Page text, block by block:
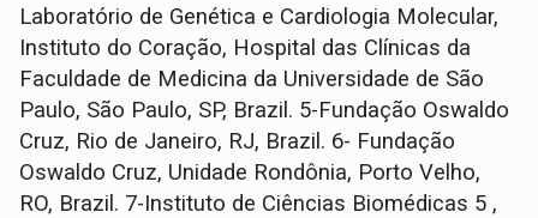
Laboratório de Genética e Cardiologia Molecular,
Instituto do Coração, Hospital das Clínicas da
Faculdade de Medicina da Universidade de São
Paulo, São Paulo, SP, Brazil. 5-Fundação Oswaldo
Cruz, Rio de Janeiro, RJ, Brazil. 6- Fundação
Oswaldo Cruz, Unidade Rondônia, Porto Velho,
RO, Brazil. 7-Instituto de Ciências Biomédicas 5 ,